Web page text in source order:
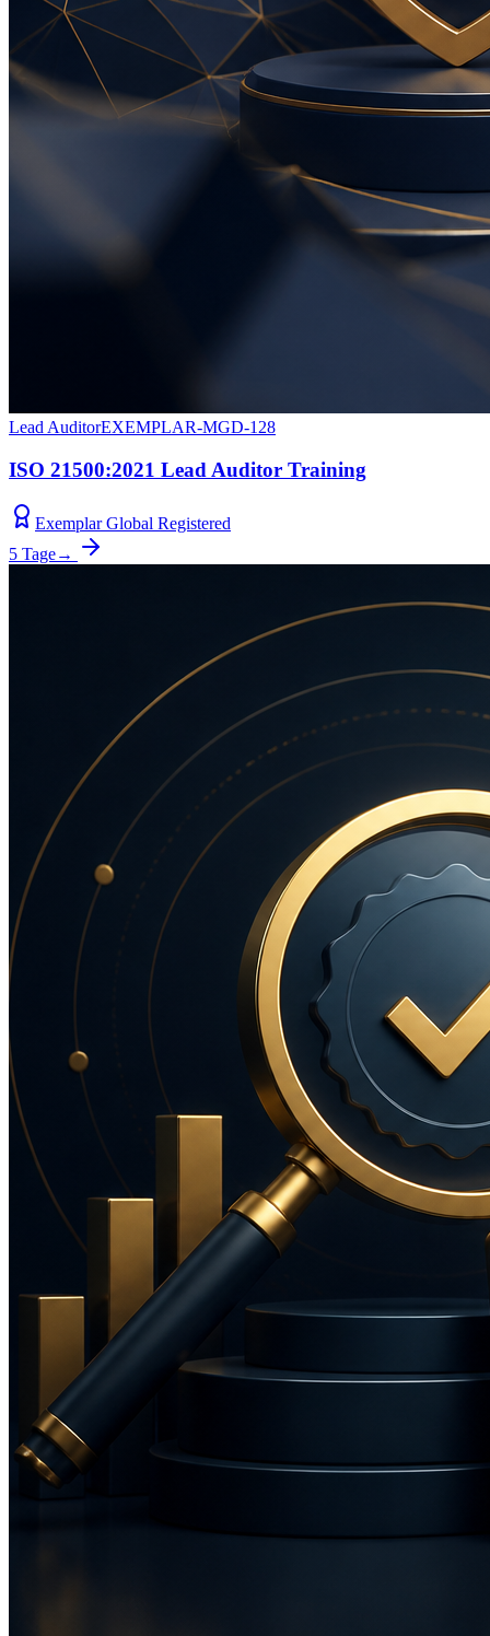
Lead AuditorEXEMPLAR-MGD-128
ISO 21500:2021 Lead Auditor Training
Exemplar Global Registered
5 Tage→